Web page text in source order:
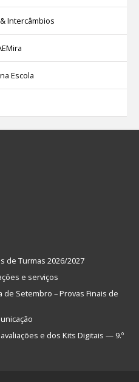
Intercâmbios
Escola
de Turmas 2026/2027
e serviços
Setembro – Provas Finais de
e dos Kits Digitais — 9.º